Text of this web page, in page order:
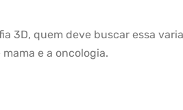
3D, quem deve buscar essa
e a oncologia.